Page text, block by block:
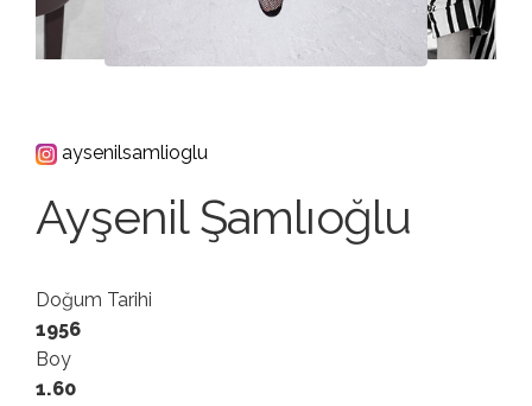
aysenilsamlioglu
Ayşenil Şamlıoğlu
Doğum Tarihi
1956
Boy
1.60